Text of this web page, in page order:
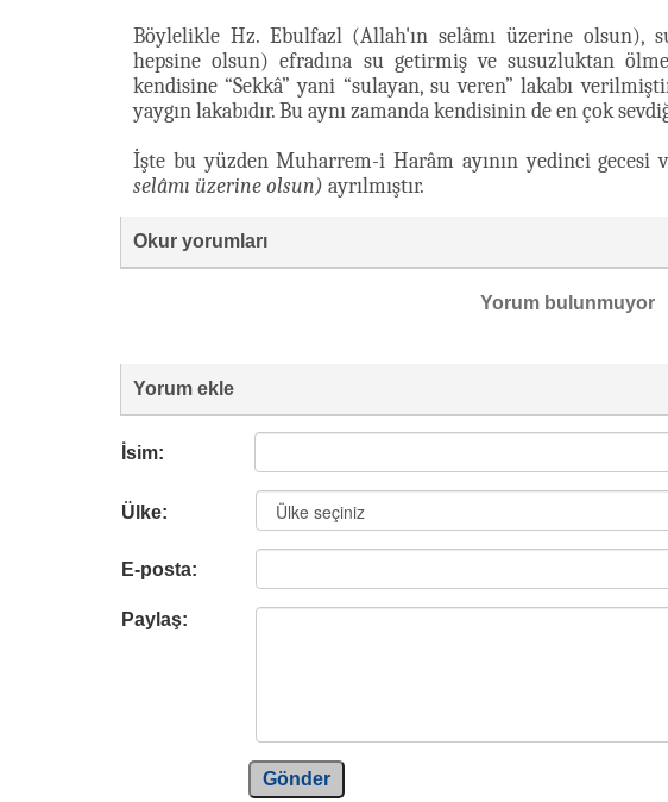
Böylelikle Hz. Ebulfazl (Allah'ın selâmı üzerine olsun),
hepsine olsun) efradına su getirmiş ve susuzluktan
kendisine “Sekkâ” yani “sulayan, su veren” lakabı
yaygın lakabıdır. Bu aynı zamanda kendisinin de en çok
İşte bu yüzden Muharrem-i Harâm ayının yedinci gecesi
selâmı üzerine olsun) ayrılmıştır.
Okur yorumları
Yorum bulunmuyor
Yorum ekle
İsim:
Ülke:
E-posta:
Paylaş:
Gönder